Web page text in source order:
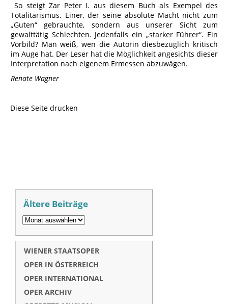
So steigt Zar Peter I. aus diesem Buch als Exempel des
Totalitarismus. Einer, der seine absolute Macht nicht zum
„Guten“ gebrauchte, sondern aus unserer Sicht zum
gewalttätig Schlechten. Jedenfalls ein „starker Führer“. Ein
Vorbild? Man weiß, wen die Autorin diesbezüglich kritisch
im Auge hat. Der Leser hat die Möglichkeit angesichts dieser
Interpretation nach eigenem Ermessen abzuwägen.
Renate Wagner
Diese Seite drucken
Ältere Beiträge
WIENER STAATSOPER
OPER IN ÖSTERREICH
OPER INTERNATIONAL
OPER ARCHIV